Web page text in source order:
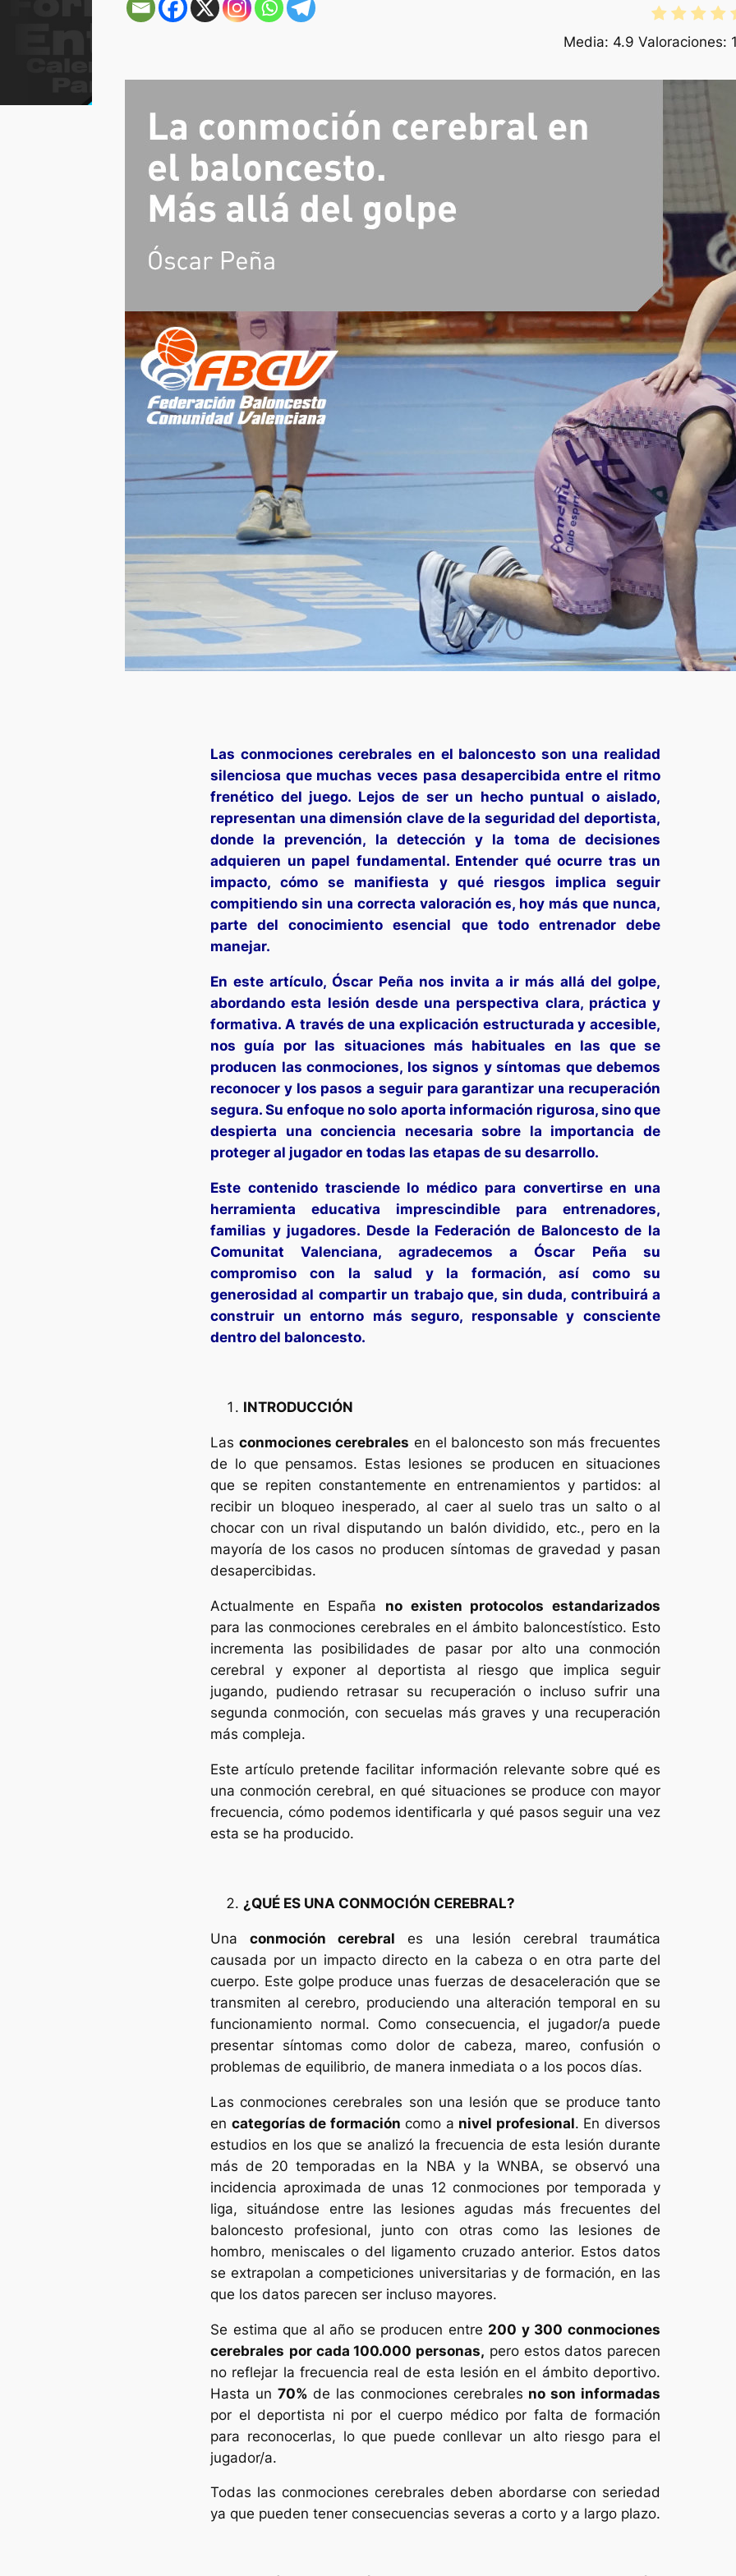
Media: 4.9 Valoraciones:
Las conmociones cerebrales en el baloncesto son una realidad
silenciosa que muchas veces pasa desapercibida entre el ritmo
frenético del juego. Lejos de ser un hecho puntual o aislado,
representan una dimensión clave de la seguridad del deportista,
donde la prevención, la detección y la toma de decisiones
adquieren un papel fundamental. Entender qué ocurre tras un
impacto, cómo se manifiesta y qué riesgos implica seguir
compitiendo sin una correcta valoración es, hoy más que nunca,
parte del conocimiento esencial que todo entrenador debe
manejar.
En este artículo, Óscar Peña nos invita a ir más allá del golpe,
abordando esta lesión desde una perspectiva clara, práctica y
formativa. A través de una explicación estructurada y accesible,
nos guía por las situaciones más habituales en las que se
producen las conmociones, los signos y síntomas que debemos
reconocer y los pasos a seguir para garantizar una recuperación
segura. Su enfoque no solo aporta información rigurosa, sino que
despierta una conciencia necesaria sobre la importancia de
proteger al jugador en todas las etapas de su desarrollo.
Este contenido trasciende lo médico para convertirse en una
herramienta educativa imprescindible para entrenadores,
familias y jugadores. Desde la Federación de Baloncesto de la
Comunitat Valenciana, agradecemos a Óscar Peña su
compromiso con la salud y la formación, así como su
generosidad al compartir un trabajo que, sin duda, contribuirá a
construir un entorno más seguro, responsable y consciente
dentro del baloncesto.
INTRODUCCIÓN
Las conmociones cerebrales en el baloncesto son más frecuentes
de lo que pensamos. Estas lesiones se producen en situaciones
que se repiten constantemente en entrenamientos y partidos: al
recibir un bloqueo inesperado, al caer al suelo tras un salto o al
chocar con un rival disputando un balón dividido, etc., pero en la
mayoría de los casos no producen síntomas de gravedad y pasan
desapercibidas.
Actualmente en España no existen protocolos estandarizados
para las conmociones cerebrales en el ámbito baloncestístico. Esto
incrementa las posibilidades de pasar por alto una conmoción
cerebral y exponer al deportista al riesgo que implica seguir
jugando, pudiendo retrasar su recuperación o incluso sufrir una
segunda conmoción, con secuelas más graves y una recuperación
más compleja.
Este artículo pretende facilitar información relevante sobre qué es
una conmoción cerebral, en qué situaciones se produce con mayor
frecuencia, cómo podemos identificarla y qué pasos seguir una vez
esta se ha producido.
¿QUÉ ES UNA CONMOCIÓN CEREBRAL?
Una conmoción cerebral es una lesión cerebral traumática
causada por un impacto directo en la cabeza o en otra parte del
cuerpo. Este golpe produce unas fuerzas de desaceleración que se
transmiten al cerebro, produciendo una alteración temporal en su
funcionamiento normal. Como consecuencia, el jugador/a puede
presentar síntomas como dolor de cabeza, mareo, confusión o
problemas de equilibrio, de manera inmediata o a los pocos días.
Las conmociones cerebrales son una lesión que se produce tanto
en categorías de formación como a nivel profesional. En diversos
estudios en los que se analizó la frecuencia de esta lesión durante
más de 20 temporadas en la NBA y la WNBA, se observó una
incidencia aproximada de unas 12 conmociones por temporada y
liga, situándose entre las lesiones agudas más frecuentes del
baloncesto profesional, junto con otras como las lesiones de
hombro, meniscales o del ligamento cruzado anterior. Estos datos
se extrapolan a competiciones universitarias y de formación, en las
que los datos parecen ser incluso mayores.
Se estima que al año se producen entre 200 y 300 conmociones
cerebrales por cada 100.000 personas, pero estos datos parecen
no reflejar la frecuencia real de esta lesión en el ámbito deportivo.
Hasta un 70% de las conmociones cerebrales no son informadas
por el deportista ni por el cuerpo médico por falta de formación
para reconocerlas, lo que puede conllevar un alto riesgo para el
jugador/a.
Todas las conmociones cerebrales deben abordarse con seriedad
ya que pueden tener consecuencias severas a corto y a largo plazo.